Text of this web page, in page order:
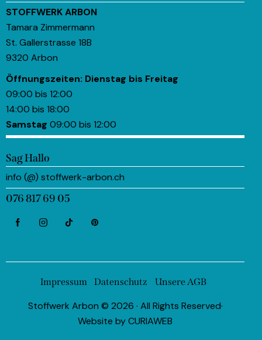
STOFFWERK ARBON
Tamara Zimmermann
St. Gallerstrasse 18B
9320 Arbon
Öffnungszeiten: Dienstag bis Freitag
09:00 bis 12:00
14:00 bis 18:00
Samstag 09:00 bis 12:00
Sag Hallo
info (@) stoffwerk-arbon.ch
076 817 69 05
Impressum Datenschutz Unsere AGB
Stoffwerk Arbon © 2026 · All Rights Reserved·
Website byCURIAWEB